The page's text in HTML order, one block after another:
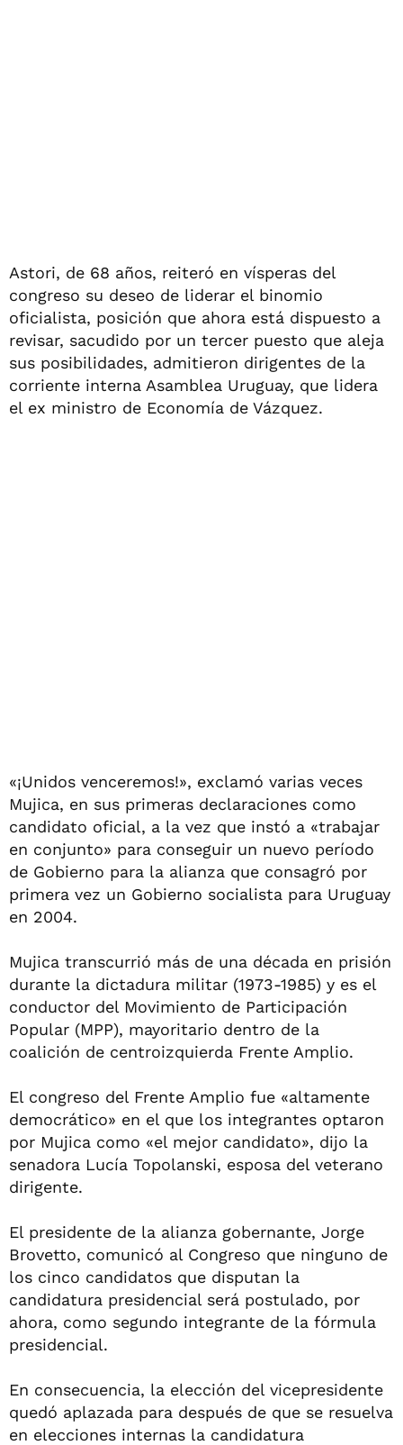
Astori, de 68 años, reiteró en vísperas del
congreso su deseo de liderar el binomio
oficialista, posición que ahora está dispuesto a
revisar, sacudido por un tercer puesto que aleja
sus posibilidades, admitieron dirigentes de la
corriente interna Asamblea Uruguay, que lidera
el ex ministro de Economía de Vázquez.
«¡Unidos venceremos!», exclamó varias veces
Mujica, en sus primeras declaraciones como
candidato oficial, a la vez que instó a «trabajar
en conjunto» para conseguir un nuevo período
de Gobierno para la alianza que consagró por
primera vez un Gobierno socialista para Uruguay
en 2004.
Mujica transcurrió más de una década en prisión
durante la dictadura militar (1973-1985) y es el
conductor del Movimiento de Participación
Popular (MPP), mayoritario dentro de la
coalición de centroizquierda Frente Amplio.
El congreso del Frente Amplio fue «altamente
democrático» en el que los integrantes optaron
por Mujica como «el mejor candidato», dijo la
senadora Lucía Topolanski, esposa del veterano
dirigente.
El presidente de la alianza gobernante, Jorge
Brovetto, comunicó al Congreso que ninguno de
los cinco candidatos que disputan la
candidatura presidencial será postulado, por
ahora, como segundo integrante de la fórmula
presidencial.
En consecuencia, la elección del vicepresidente
quedó aplazada para después de que se resuelva
en elecciones internas la candidatura